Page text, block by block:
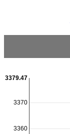
3360
3370
3379.47